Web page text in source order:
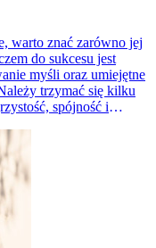
warto znać zarówno jej
do sukcesu jest
myśli oraz umiejętne
trzymać się kilku
spójność i
się odwoływać, jaka